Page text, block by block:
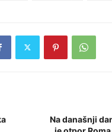
Na današnji